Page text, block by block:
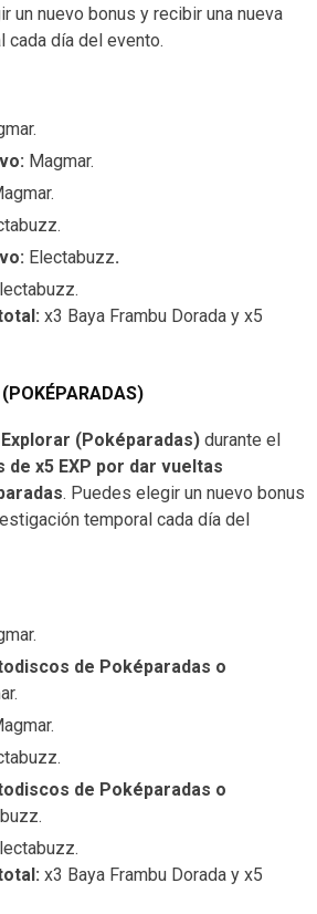
un nuevo bonus y recibir una nueva
cada día del evento.
Magmar.
Electabuzz.
x3 Baya Frambu Dorada y x5
Explorar (Poképaradas) durante el
de x5 EXP por dar vueltas
. Puedes elegir un nuevo bonus
temporal cada día del
de Poképaradas o
de Poképaradas o
x3 Baya Frambu Dorada y x5